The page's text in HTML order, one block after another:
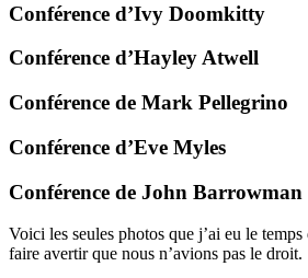
Conférence d’Ivy Doomkitty
Conférence d’Hayley Atwell
Conférence de Mark Pellegrino
Conférence d’Eve Myles
Conférence de John Barrowman
Voici les seules photos que j’ai eu le
faire avertir que nous n’avions pas le droit.